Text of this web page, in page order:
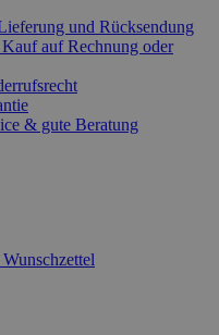
und Rücksendung
auf Rechnung oder
& gute Beratung